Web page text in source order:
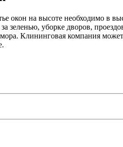
окон на высоте необходимо в
уборке дворов,
Клининговая компания